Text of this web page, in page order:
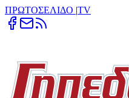
ΠΡΩΤΟΣΕΛΙΔΟ |TV